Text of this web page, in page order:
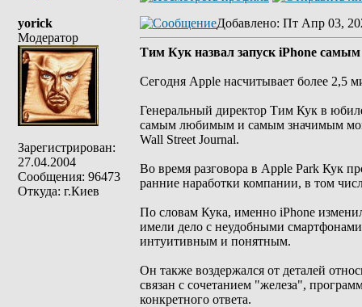
yorick
Модератор
Зарегистрирован:
27.04.2004
Сообщения: 96473
Откуда: г.Киев
Добавлено: Пт Апр 03,
Тим Кук назвал запуск iPhone
Сегодня Apple насчитывает более 2,5
Генеральный директор Тим Кук в
самым любимым и самым значимым
Wall Street Journal.
Во время разговора в Apple Park Кук
ранние наработки компании, в том
По словам Кука, именно iPhone
имели дело с неудобными
интуитивным и понятным.
Он также воздержался от деталей
связан с сочетанием "железа",
конкретного ответа.